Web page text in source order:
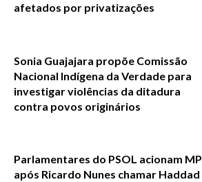
afetados por privatizações
Sonia Guajajara propõe Comissão
Nacional Indígena da Verdade para
investigar violências da ditadura
contra povos originários
Parlamentares do PSOL acionam MP
após Ricardo Nunes chamar Haddad